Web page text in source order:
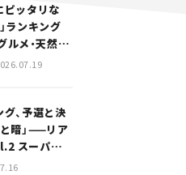
ピッタリな
ランキング
ルメ・天然ク
におすすめ
、予選と決
暗」——リア
スーパー
岡山国際サ